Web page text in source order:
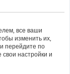
все ваши
изменить их,
перейдите по
настройки и